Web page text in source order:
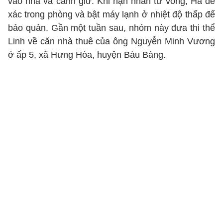
xác trong phòng và bật máy lạnh ở nhiệt độ thấp để
bảo quản. Gần một tuần sau, nhóm này đưa thi thể
Linh về căn nhà thuê của ông Nguyễn Minh Vương
ở ấp 5, xã Hưng Hòa, huyện Bàu Bàng.